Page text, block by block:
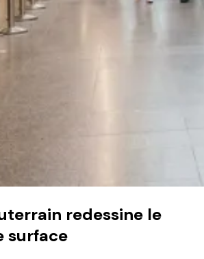
redessine le
surface